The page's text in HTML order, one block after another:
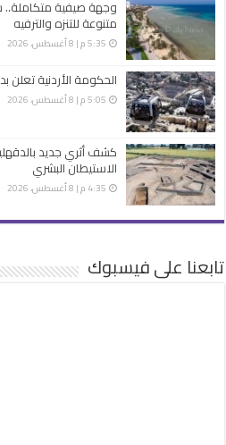
وجهة صيفية متكاملة..
متنوعة للتنزه والترفيه
5:35 م | 8 أغسطس، 2026
الحكومة الأردنية
5:05 م | 8 أغسطس، 2026
كشف أثري جديد
الاستيطان البشري
4:35 م | 8 أغسطس، 2026
تابعنا على فيسبوك